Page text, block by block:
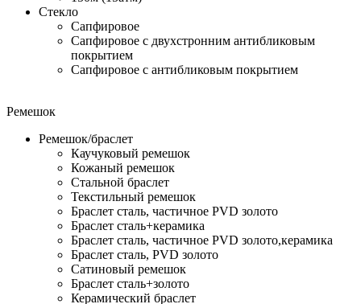
Стекло
Сапфировое
Сапфировое с двухстронним антибликовым
покрытием
Сапфировое с антибликовым покрытием
Ремешок
Ремешок/браслет
Каучуковый ремешок
Кожаный ремешок
Стальной браслет
Текстильный ремешок
Браслет сталь, частичное PVD золото
Браслет сталь+керамика
Браслет сталь, частичное PVD золото,керамика
Браслет сталь, PVD золото
Сатиновый ремешок
Браслет сталь+золото
Керамический браслет